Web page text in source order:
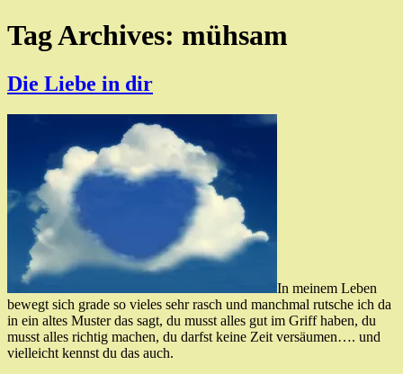
Tag Archives: mühsam
Die Liebe in dir
In meinem Leben
bewegt sich grade so vieles sehr rasch und manchmal rutsche ich da
in ein altes Muster das sagt, du musst alles gut im Griff haben, du
musst alles richtig machen, du darfst keine Zeit versäumen…. und
vielleicht kennst du das auch.